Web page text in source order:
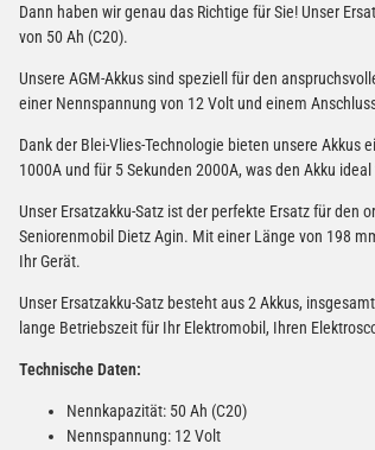
Dann haben wir genau das Richtige für Sie! Unser
von 50 Ah (C20).
Unsere AGM-Akkus sind speziell für den
einer Nennspannung von 12 Volt und einem
Dank der Blei-Vlies-Technologie bieten unsere
1000A und für 5 Sekunden 2000A, was den Akku
Unser Ersatzakku-Satz ist der perfekte Ersatz für den
Seniorenmobil Dietz Agin. Mit einer Länge von 198
Ihr Gerät.
Unser Ersatzakku-Satz besteht aus 2 Akkus,
lange Betriebszeit für Ihr Elektromobil, Ihren
Technische Daten:
Nennkapazität: 50 Ah (C20)
Nennspannung: 12 Volt